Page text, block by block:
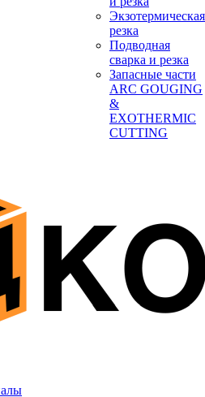
Экзотермическая
резка
Подводная
сварка и резка
Запасные части
ARC GOUGING
&
EXOTHERMIC
CUTTING